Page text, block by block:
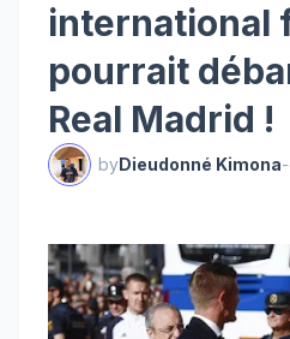
international
pourrait
Real Madrid !
byDieudonné Kimona-